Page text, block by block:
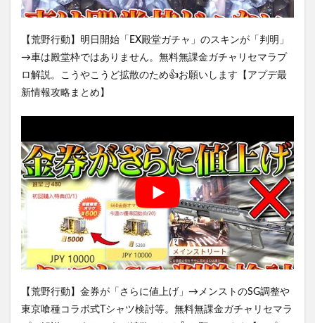
【荒野行動】明日開始「EX殿堂ガチャ」のスキンが「判明」
→車は殿堂枠ではありません。無料無課金ガチャリセマラプ
ロ解説。こうやこうど拡散のため👍お願いします【アプデ最
新情報攻略まとめ】
【荒野行動】金券が「さらに値上げ」→メンストのSG調整や
東京喰種コラボ式Tシャツ検討等。無料無課金ガチャリセマラ